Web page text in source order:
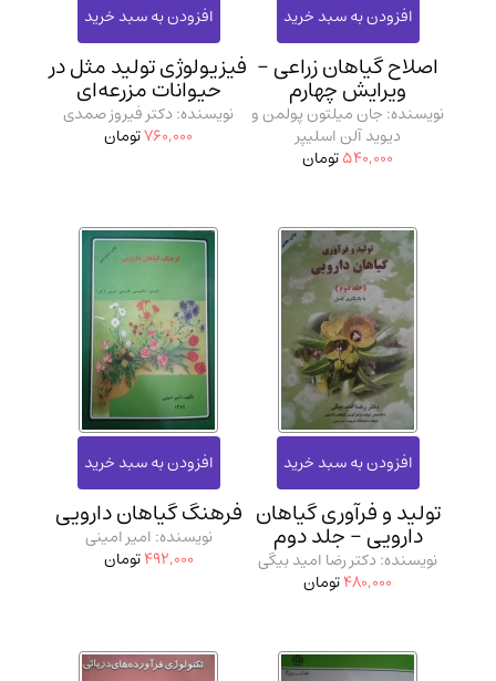
اصلاح گیاهان زراعی -
ویرایش چهارم
نویسنده: جان میلتون پولمن و
دیوید آلن اسلیپر
540,000تومان
فیزیولوژی تولید مثل در
حیوانات مزرعه‌ای
نویسنده: دکتر فیروز صمدی
760,000تومان
تولید و فرآوری گیاهان
دارویی - جلد دوم
نویسنده: دکتر رضا امید بیگی
480,000تومان
فرهنگ گیاهان دارویی
نویسنده: امیر امینی
492,000تومان